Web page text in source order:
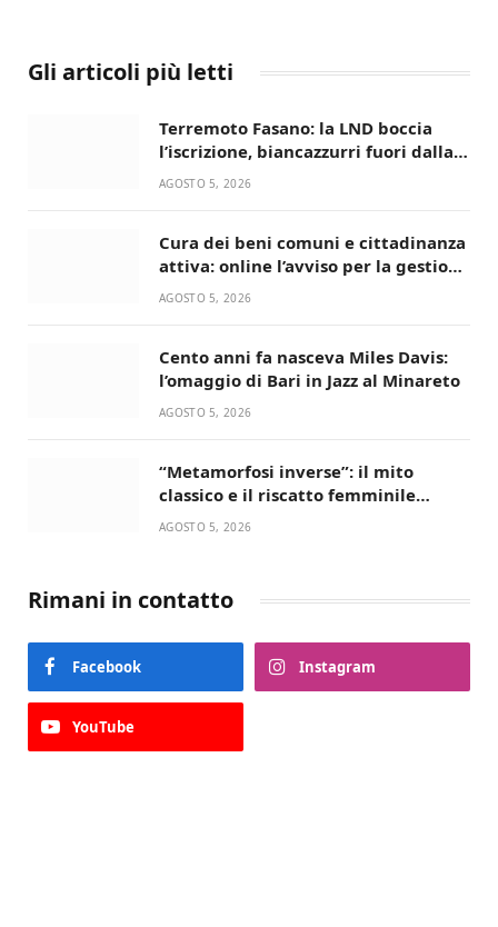
Gli articoli più letti
Terremoto Fasano: la LND boccia
l’iscrizione, biancazzurri fuori dalla
Serie D
AGOSTO 5, 2026
Cura dei beni comuni e cittadinanza
attiva: online l’avviso per la gestione
condivisa della Villetta di Laureto
AGOSTO 5, 2026
Cento anni fa nasceva Miles Davis:
l’omaggio di Bari in Jazz al Minareto
AGOSTO 5, 2026
“Metamorfosi inverse”: il mito
classico e il riscatto femminile
incantano la Selva di Fasano
AGOSTO 5, 2026
Rimani in contatto
Facebook Instagram
YouTube